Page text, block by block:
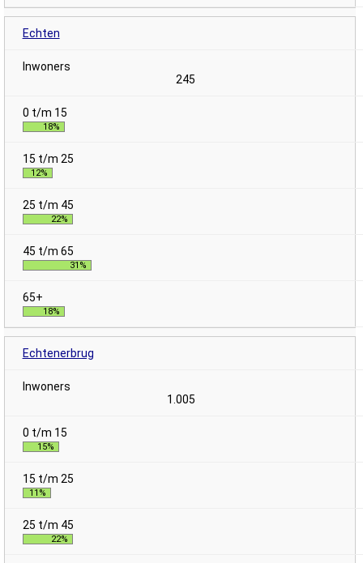
Echten
245
18%
12%
22%
31%
18%
Echtenerbrug
1.005
15%
11%
22%